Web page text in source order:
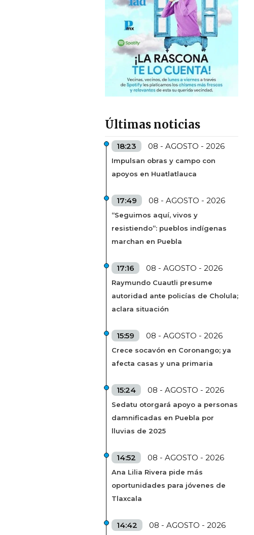
Últimas noticias
18:23 08 - AGOSTO - 2026
Impulsan obras y campo con
apoyos en Huatlatlauca
17:49 08 - AGOSTO - 2026
“Seguimos aquí, vivos y
resistiendo”: pueblos indígenas
marchan en Puebla
17:16 08 - AGOSTO - 2026
Raymundo Cuautli presume
autoridad ante policías de Cholula;
aclara situación
15:59 08 - AGOSTO - 2026
Crece socavón en Coronango; ya
afecta casas y una primaria
15:24 08 - AGOSTO - 2026
Sedatu otorgará apoyo a personas
damnificadas en Puebla por
lluvias de 2025
14:52 08 - AGOSTO - 2026
Ana Lilia Rivera pide más
oportunidades para jóvenes de
Tlaxcala
14:42 08 - AGOSTO - 2026